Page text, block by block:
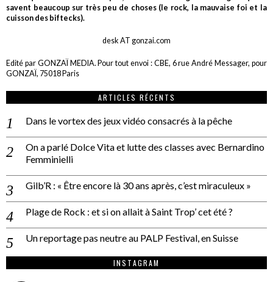
savent beaucoup sur très peu de choses (le rock, la mauvaise foi et la
cuisson des biftecks).
desk AT gonzai.com
Edité par GONZAÏ MEDIA. Pour tout envoi : CBE, 6 rue André Messager, pour
GONZAÏ, 75018 Paris
ARTICLES RÉCENTS
Dans le vortex des jeux vidéo consacrés à la pêche
On a parlé Dolce Vita et lutte des classes avec Bernardino
Femminielli
Gilb’R : « Être encore là 30 ans après, c’est miraculeux »
Plage de Rock : et si on allait à Saint Trop’ cet été ?
Un reportage pas neutre au PALP Festival, en Suisse
INSTAGRAM